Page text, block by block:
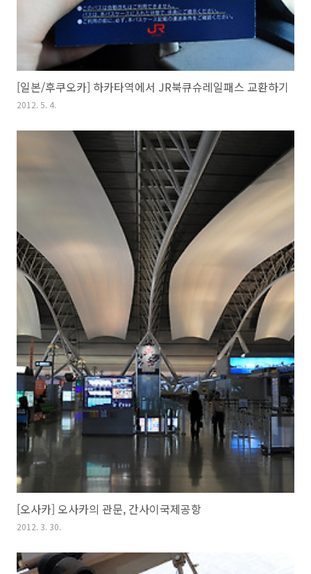
[일본/후쿠오카] 하카타역에서 JR북큐슈레일패스 교환하기
2012. 5. 4.
[오사카] 오사카의 관문, 간사이국제공항
2012. 3. 30.